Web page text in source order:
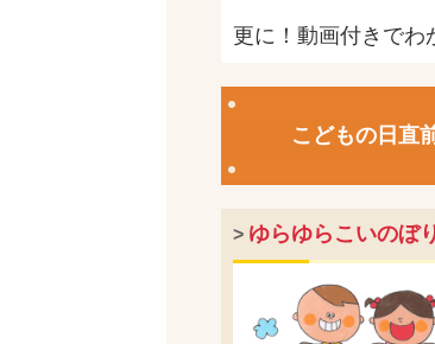
更に！動画付きでわ
こどもの日直
> ゆらゆらこいのぼ